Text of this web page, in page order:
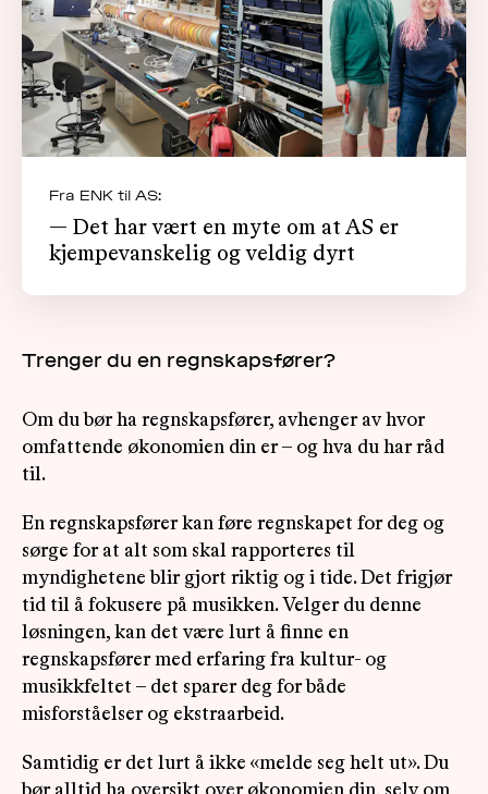
Fra ENK til AS:
— Det har vært en myte om at AS er
kjempevanskelig og veldig dyrt
Trenger du en regnskapsfører?
Om du bør ha regnskapsfører, avhenger av hvor
omfattende økonomien din er – og hva du har råd
til.
En regnskapsfører kan føre regnskapet for deg og
sørge for at alt som skal rapporteres til
myndighetene blir gjort riktig og i tide. Det frigjør
tid til å fokusere på musikken. Velger du denne
løsningen, kan det være lurt å finne en
regnskapsfører med erfaring fra kultur- og
musikkfeltet – det sparer deg for både
misforståelser og ekstraarbeid.
Samtidig er det lurt å ikke «melde seg helt ut». Du